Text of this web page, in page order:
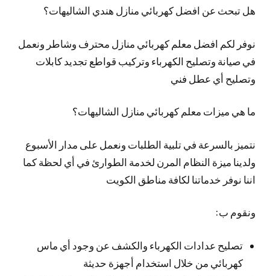
هل تبحث عن افضل كهربائي منازل هندي الشاليهات؟
نوفر لكم افضل معلم كهربائي منازل محترف وشاطر ونعمل
في صيانة وتصليح الكهرباء وتركيب قواطع تجديد كابلات
وتصليح أي عطل فني
ما هي ميزات معلم كهربائي منازل الشاليهات؟
نتميز بالسرعة في تلبية الطلبات ونعمل على مدار الأسبوع
ولدينا ميزة النظام المرن لخدمة الطوارئ في أي لحظة كما
اننا نوفر خدماتنا لكافة مناطق الكويت
ونقوم ب:
تصليح عدادات الكهرباء والكشف عن وجود أي ماس
كهربائي من خلال استخدام أجهزة حديثة